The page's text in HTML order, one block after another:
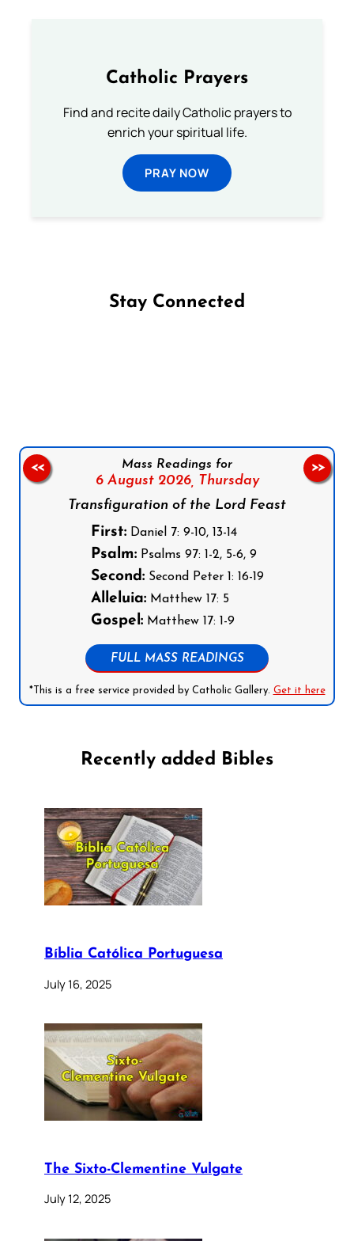
Catholic Prayers
Find and recite daily Catholic prayers to
enrich your spiritual life.
PRAY NOW
Stay Connected
Mass Readings for
6 August 2026, Thursday
Transfiguration of the Lord Feast
First:Daniel 7: 9-10, 13-14
Psalm:Psalms 97: 1-2, 5-6, 9
Second:Second Peter 1: 16-19
Alleluia:Matthew 17: 5
Gospel:Matthew 17: 1-9
FULL MASS READINGS
*This is a free service provided by Catholic Gallery. Get it here
<< >>
Recently added Bibles
Bíblia Católica Portuguesa
July 16, 2025
The Sixto-Clementine Vulgate
July 12, 2025